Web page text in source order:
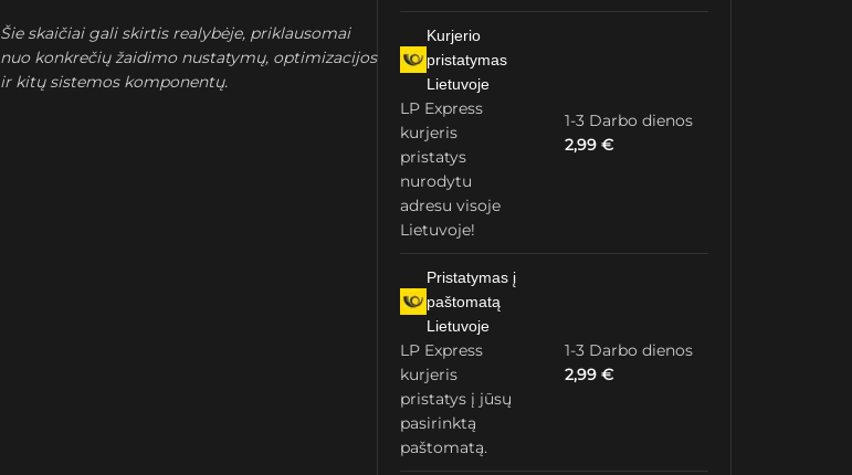
Šie skaičiai gali skirtis realybėje, priklausomai
nuo konkrečių žaidimo nustatymų, optimizacijos
ir kitų sistemos komponentų.
Kurjerio
pristatymas
Lietuvoje
LP Express
kurjeris
pristatys
nurodytu
adresu visoje
Lietuvoje!
1-3 Darbo dienos
2,99€
Pristatymas į
paštomatą
Lietuvoje
LP Express
kurjeris
pristatys į jūsų
pasirinktą
paštomatą.
1-3 Darbo dienos
2,99€